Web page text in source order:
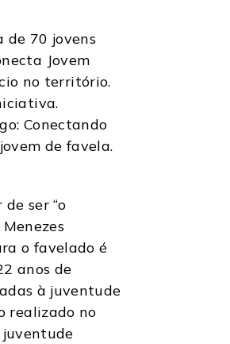
de 70 jovens
Jovem
no território.
Conectando
de favela.
ser “o
o favelado é
anos de
à juventude
realizado no